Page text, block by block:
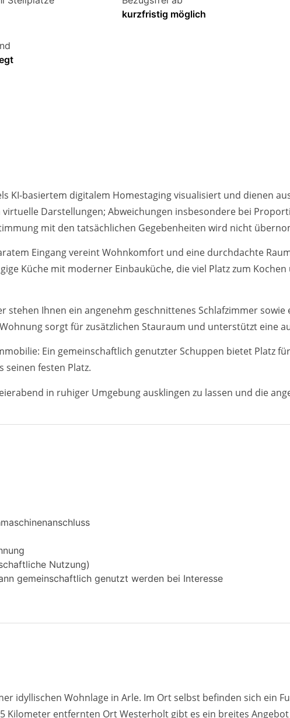
kurzfristig möglich
KI-basiertem digitalem Homestaging visualisiert und dienen
Darstellungen; Abweichungen insbesondere bei
mit den tatsächlichen Gegebenheiten wird nicht
Eingang vereint Wohnkomfort und eine durchdachte
Küche mit moderner Einbauküche, die viel Platz zum
stehen Ihnen ein angenehm geschnittenes Schlafzimmer sowie
sorgt für zusätzlichen Stauraum und unterstützt eine
Ein gemeinschaftlich genutzter Schuppen bietet Platz
seinen festen Platz.
in ruhiger Umgebung ausklingen zu lassen und die
Nutzung)
gemeinschaftlich genutzt werden bei Interesse
idyllischen Wohnlage in Arle. Im Ort selbst befinden sich ein
Kilometer entfernten Ort Westerholt gibt es ein breites